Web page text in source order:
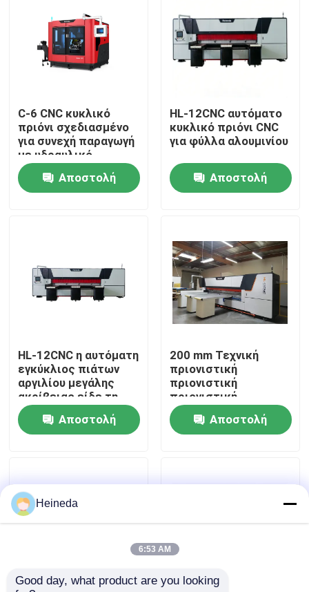
Σπίτι
Περίπου εμείς
Ποιοτικός έλεγχος
Μας ελάτε σε επαφή με
Ζητήστε ένα απόσπασμα
CNC πριόνια ζωνών
C-6 CNC κυκλικό
πριόνι σχεδιασμένο
για συνεχή παραγωγή
με υδραυλικό
σύστημα και
αυτόματη
τροφοδοσία για
Αποστολή
HL-12CNC αυτόματο
κυκλικό πριόνι CNC
για φύλλα αλουμινίου
Αποστολή
HL-12CNC η αυτόματη
εγκύκλιος πιάτων
αργιλίου μεγάλης
ακρίβειας είδε τη
μηχανή
Αποστολή
200 mm Τεχνική
πριονιστική
πριονιστική
πριονιστική
πριονιστική
πριονιστική
πριονιστική
πριονιστική
πριονιστική
πριονιστική
Αποστολή
Heineda
6:53 AM
Good day, what product are you looking